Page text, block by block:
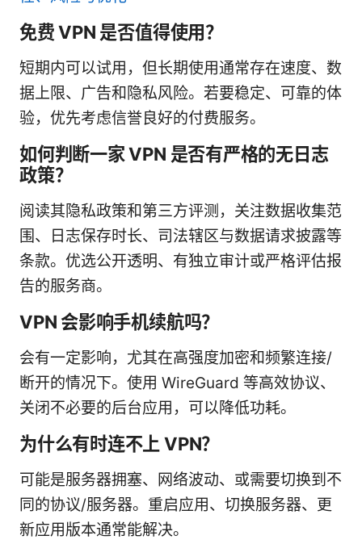
免费 VPN 是否值得使用？
短期内可以试用，但长期使用通常存在速度、数
据上限、广告和隐私风险。若要稳定、可靠的体
验，优先考虑信誉良好的付费服务。
如何判断一家 VPN 是否有严格的无日志
政策？
阅读其隐私政策和第三方评测，关注数据收集范
围、日志保存时长、司法辖区与数据请求披露等
条款。优选公开透明、有独立审计或严格评估报
告的服务商。
VPN 会影响手机续航吗？
会有一定影响，尤其在高强度加密和频繁连接/
断开的情况下。使用 WireGuard 等高效协议、
关闭不必要的后台应用，可以降低功耗。
为什么有时连不上 VPN？
可能是服务器拥塞、网络波动、或需要切换到不
同的协议/服务器。重启应用、切换服务器、更
新应用版本通常能解决。